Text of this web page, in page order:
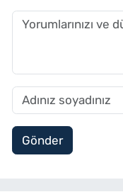
Gönder